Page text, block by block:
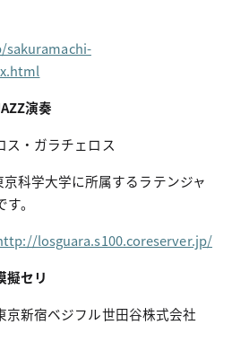
演奏
ェロス
学大学に所属するラテンジャ
。
losguara.s100.coreserver.jp/
擬セリ
ル世田谷株式会社